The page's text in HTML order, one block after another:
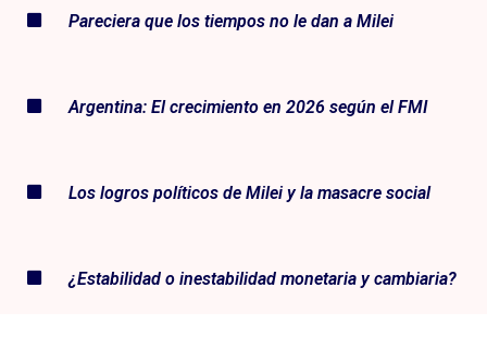
Pareciera que los tiempos no le dan a Milei
Argentina: El crecimiento en 2026 según el FMI
Los logros políticos de Milei y la masacre social
¿Estabilidad o inestabilidad monetaria y cambiaria?